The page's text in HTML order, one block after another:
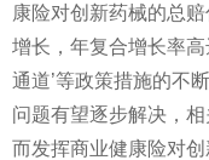
康险对创新药械的总
增长，年复合增长率
通道’等政策措施的不
问题有望逐步解决，
而发挥商业健康险对